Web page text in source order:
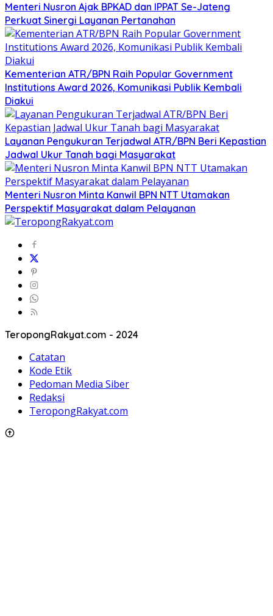
Menteri Nusron Ajak BPKAD dan IPPAT Se-Jateng
Perkuat Sinergi Layanan Pertanahan
Kementerian ATR/BPN Raih Popular Government
Institutions Award 2026, Komunikasi Publik Kembali
Diakui
Layanan Pengukuran Terjadwal ATR/BPN Beri Kepastian
Jadwal Ukur Tanah bagi Masyarakat
Menteri Nusron Minta Kanwil BPN NTT Utamakan
Perspektif Masyarakat dalam Pelayanan
TeropongRakyat.com - 2024
Catatan
Kode Etik
Pedoman Media Siber
Redaksi
TeropongRakyat.com